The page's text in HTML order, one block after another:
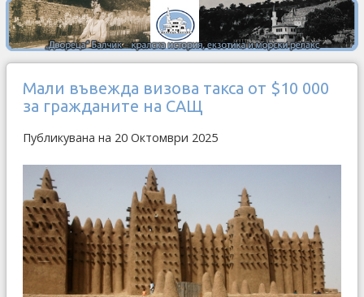
Мали въвежда визова такса от $10 000
за гражданите на САЩ
Публикувана на 20 Октомври 2025